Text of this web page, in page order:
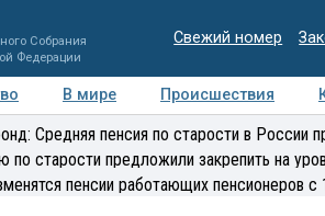
Собрания
Федерации
Свежий номер
В мире Происшествия
Регионы Медиацентр
Средняя пенсия по старости в России
по старости предложили закрепить на
пенсии работающих пенсионеров с